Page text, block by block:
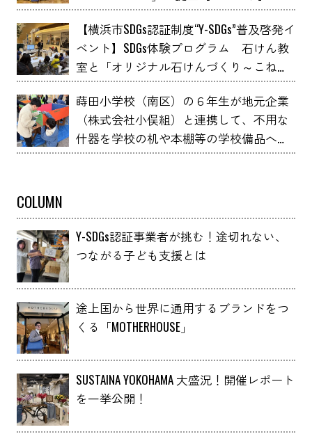
【横浜市SDGs認証制度“Y-SDGs”普及啓発イ
ベント】SDGs体験プログラム 石けん教
室と「オリジナル石けんづくり～こねこ
ね石けん～」 YOXO FESTIVALに出展
蒔田小学校（南区）の６年生が地元企業
（株式会社小俣組）と連携して、不用な
什器を学校の机や本棚等の学校備品へア
ップサイクルしました！
COLUMN
Y-SDGs認証事業者が挑む！途切れない、
つながる子ども支援とは
途上国から世界に通用するブランドをつ
くる「MOTHERHOUSE」
SUSTAINA YOKOHAMA 大盛況！開催レポート
を一挙公開！